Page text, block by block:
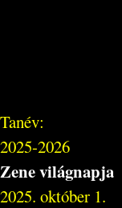
Tanév:
2025-2026
Zene világnapja
2025. október 1.